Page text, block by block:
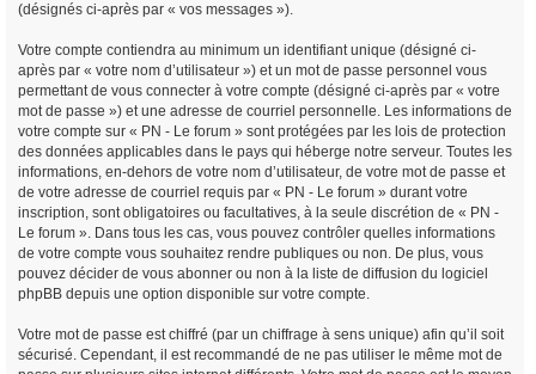
(désignés ci-après par « vos messages »).
Votre compte contiendra au minimum un identifiant unique (désigné ci-
après par « votre nom d’utilisateur ») et un mot de passe personnel vous
permettant de vous connecter à votre compte (désigné ci-après par « votre
mot de passe ») et une adresse de courriel personnelle. Les informations de
votre compte sur « PN - Le forum » sont protégées par les lois de protection
des données applicables dans le pays qui héberge notre serveur. Toutes les
informations, en-dehors de votre nom d’utilisateur, de votre mot de passe et
de votre adresse de courriel requis par « PN - Le forum » durant votre
inscription, sont obligatoires ou facultatives, à la seule discrétion de « PN -
Le forum ». Dans tous les cas, vous pouvez contrôler quelles informations
de votre compte vous souhaitez rendre publiques ou non. De plus, vous
pouvez décider de vous abonner ou non à la liste de diffusion du logiciel
phpBB depuis une option disponible sur votre compte.
Votre mot de passe est chiffré (par un chiffrage à sens unique) afin qu’il soit
sécurisé. Cependant, il est recommandé de ne pas utiliser le même mot de